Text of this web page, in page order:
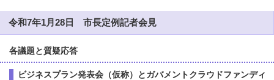
令和7年1月28日 市長定例記者会見
各議題と質疑応答
ビジネスプラン発表会（仮称）とガバメントクラウドファンディ